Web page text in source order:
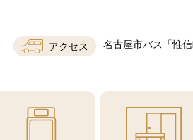
アクセス 名古屋市バス「惟